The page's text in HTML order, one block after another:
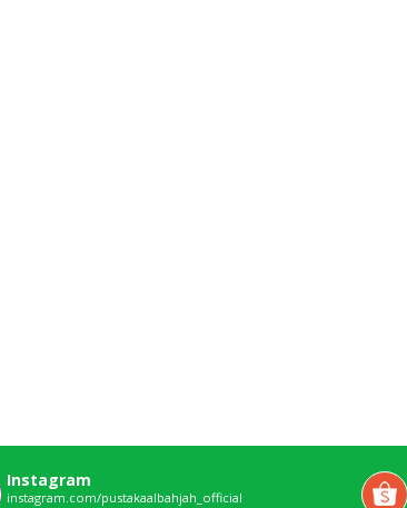
Instagram
instagram.com/pustakaalbahjah_official